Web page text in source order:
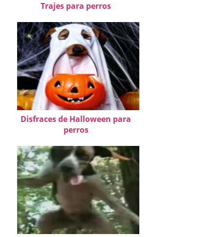
Trajes para perros
Disfraces de Halloween para
perros